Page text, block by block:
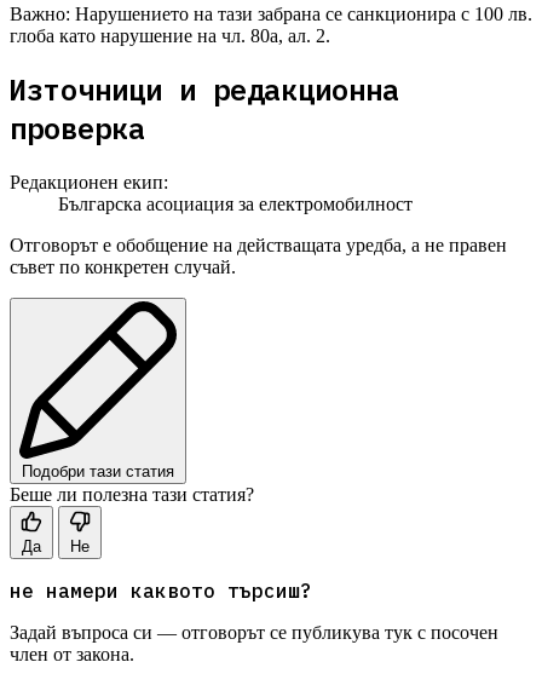
Важно: Нарушението на тази забрана се санкционира с 100 лв.
глоба като нарушение на чл. 80а, ал. 2.
Източници и редакционна
проверка
Редакционен екип:
Българска асоциация за електромобилност
Отговорът е обобщение на действащата уредба, а не правен
съвет по конкретен случай.
Подобри тази статия
Беше ли полезна тази статия?
Да Не
не намери каквото търсиш?
Задай въпроса си — отговорът се публикува тук с посочен
член от закона.